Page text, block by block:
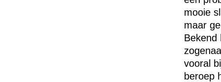
mooie
maar
Bekend
vooral
beroep